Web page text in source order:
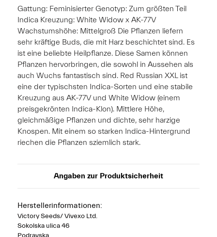
Gattung: Feminisierter Genotyp: Zum größten Teil
Indica Kreuzung: White Widow x AK-77V
Wachstumshöhe: Mittelgroß Die Pflanzen liefern
sehr kräftige Buds, die mit Harz beschichtet sind. Es
ist eine beliebte Heilpflanze. Diese Samen können
Pflanzen hervorbringen, die sowohl in Aussehen als
auch Wuchs fantastisch sind. Red Russian XXL ist
eine der typischsten Indica-Sorten und eine stabile
Kreuzung aus AK-77V und White Widow (einem
preisgekrönten Indica-Klon). Mittlere Höhe,
gleichmäßige Pflanzen und dichte, sehr harzige
Knospen. Mit einem so starken Indica-Hintergrund
riechen die Pflanzen sziemlich stark.
Angaben zur Produktsicherheit
Herstellerinformationen:
Victory Seeds/ Vivexo Ltd.
Sokolska ulica 46
Podravska